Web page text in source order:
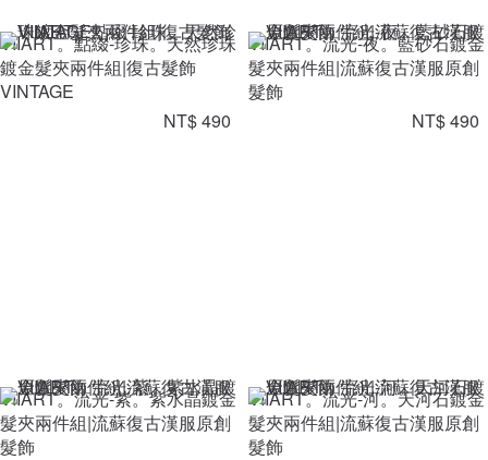
VIIART。點綴-珍珠。天然珍珠
鍍金髮夾兩件組|復古髮飾
VINTAGE
NT$ 490
VIIART。流光-夜。藍砂石鍍金
髮夾兩件組|流蘇復古漢服原創
髮飾
NT$ 490
VIIART。流光-紫。紫水晶鍍金
髮夾兩件組|流蘇復古漢服原創
髮飾
VIIART。流光-河。天河石鍍金
髮夾兩件組|流蘇復古漢服原創
髮飾